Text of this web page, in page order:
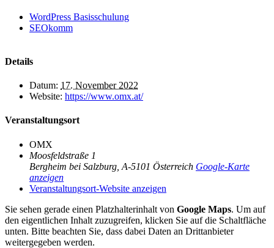
WordPress Basisschulung
SEOkomm
Details
Datum: 17. November 2022
Website: https://www.omx.at/
Veranstaltungsort
OMX
Moosfeldstraße 1
Bergheim bei Salzburg A-5101 Österreich Google-Karte
anzeigen
Veranstaltungsort-Website anzeigen
Sie sehen gerade einen Platzhalterinhalt von Google Maps. Um auf
den eigentlichen Inhalt zuzugreifen, klicken Sie auf die Schaltfläche
unten. Bitte beachten Sie, dass dabei Daten an Drittanbieter
weitergegeben werden.